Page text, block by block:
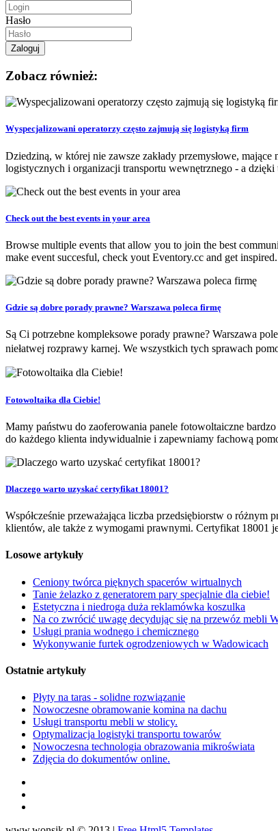
Hasło
Zobacz również:
Wyspecjalizowani operatorzy często zajmują się logistyką firm
Dziedziną, w której nie zawsze zakłady przemysłowe,
logistycznych i organizacji transportu wewnętrznego - a dzięki
Check out the best events in your area
Browse multiple events that allow you to join the best
make event succesful, check yout Eventory.cc and get
Gdzie są dobre porady prawne? Warszawa poleca firmę
Są Ci potrzebne kompleksowe porady prawne? Warszawa
niełatwej rozprawy karnej. We wszystkich tych sprawach
Fotowoltaika dla Ciebie!
Mamy państwu do zaoferowania panele fotowoltaiczne
do każdego klienta indywidualnie i zapewniamy fachową
Dlaczego warto uzyskać certyfikat 18001?
Współcześnie przeważająca liczba przedsiębiorstw o
klientów, ale także z wymogami prawnymi. Certyfikat 18001
Losowe artykuły
Ceniony twórca pięknych spacerów wirtualnych
Tanie żelazko z generatorem pary specjalnie dla ciebie!
Estetyczna i niedroga duża reklamówka koszulka
Na co zwrócić uwagę decydując się na przewóz mebli
Usługi prania wodnego i chemicznego
Wykonywanie furtek ogrodzeniowych w Wadowicach
Ostatnie artykuły
Płyty na taras - solidne rozwiązanie
Nowoczesne obramowanie komina na dachu
Usługi transportu mebli w stolicy.
Optymalizacja logistyki transportu towarów
Nowoczesna technologia obrazowania mikroświata
Zdjęcia do dokumentów online.